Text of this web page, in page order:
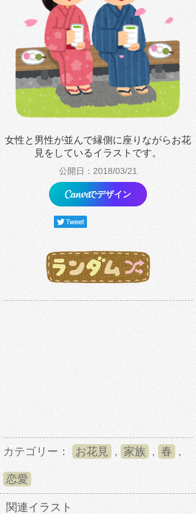
女性と男性が並んで縁側に座りながらお花
見をしているイラストです。
公開日：2018/03/21
でデザイン
カテゴリー： お花見 , 家族 , 春 ,
恋愛
関連イラスト